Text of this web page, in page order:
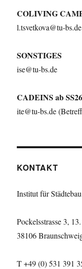
COLIVING
l.tsvetkova@tu-bs.de
SONSTIGES
ise@tu-bs.de
CADEINS ab
ite@tu-bs.de
KONTAKT
Institut für
Pockelsstrasse 3,
38106
T +49 (0) 531 391